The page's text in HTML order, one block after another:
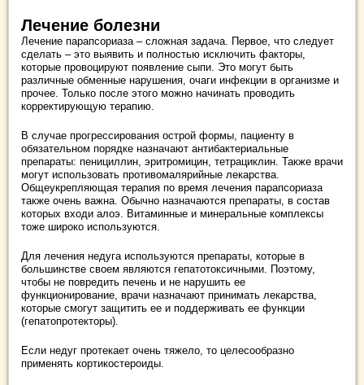
Лечение болезни
Лечение парапсориаза – сложная задача. Первое, что следует
сделать – это выявить и полностью исключить факторы,
которые провоцируют появление сыпи. Это могут быть
различные обменные нарушения, очаги инфекции в организме и
прочее. Только после этого можно начинать проводить
корректирующую терапию.
В случае прогрессирования острой формы, пациенту в
обязательном порядке назначают антибактериальные
препараты: пенициллин, эритромицин, тетрациклин. Также врачи
могут использовать противомалярийные лекарства.
Общеукрепляющая терапия по время лечения парапсориаза
также очень важна. Обычно назначаются препараты, в состав
которых входи алоэ. Витаминные и минеральные комплексы
тоже широко используются.
Для лечения недуга используются препараты, которые в
большинстве своем являются гепатотоксичными. Поэтому,
чтобы не повредить печень и не нарушить ее
функционирование, врачи назначают принимать лекарства,
которые смогут защитить ее и поддерживать ее функции
(гепатопротекторы).
Если недуг протекает очень тяжело, то целесообразно
применять кортикостероиды.